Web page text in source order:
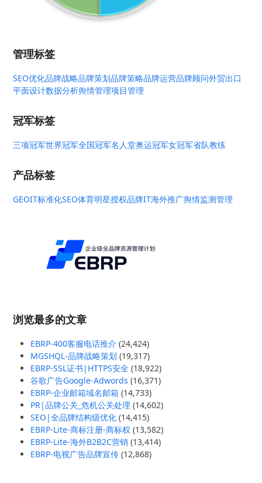
管理标签
SEO优化品牌战略品牌策划品牌策略品牌运营品牌顾问外贸出口
平面设计数据分析舆情管理项目管理
冠军标签
三项冠军世界冠军全国冠军名人堂奥运冠军女冠军省队教练
产品标签
GEOIT标准化SEO体育明星授权品牌IT海外推广舆情监测管理
浏览最多的文章
EBRP-400客服电话推介 (24,424)
MGSHQL-品牌战略策划 (19,317)
EBRP-SSL证书|HTTPS安全 (18,922)
谷歌广告Google-Adwords (16,371)
EBRP-企业邮箱域名邮箱 (14,733)
PR|品牌公关_危机公关处理 (14,602)
SEO|全品牌结构级优化 (14,415)
EBRP-Lite-商标注册-商标权 (13,582)
EBRP-Lite-海外B2B2C营销 (13,414)
EBRP-电视广告品牌宣传 (12,868)